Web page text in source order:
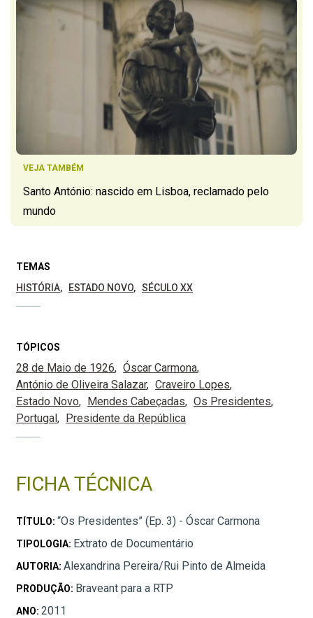
VEJA TAMBÉM
Santo António: nascido em Lisboa, reclamado pelo
mundo
TEMAS
HISTÓRIA
ESTADO NOVO SÉCULO XX
TÓPICOS
28 de Maio de 1926
Óscar Carmona
António de Oliveira Salazar
Craveiro Lopes
Estado Novo
Mendes Cabeçadas
Os Presidentes
Portugal
Presidente da República
FICHA TÉCNICA
TÍTULO: “Os Presidentes” (Ep. 3) - Óscar Carmona
TIPOLOGIA: Extrato de Documentário
AUTORIA: Alexandrina Pereira/Rui Pinto de Almeida
PRODUÇÃO: Braveant para a RTP
ANO: 2011